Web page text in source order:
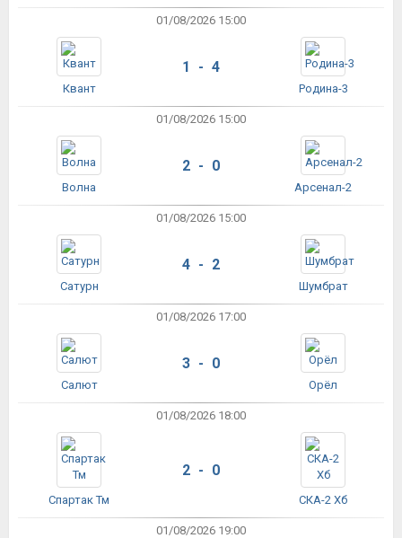
01/08/2026 15:00
Квант
1 - 4
Родина-3
01/08/2026 15:00
Волна
2 - 0
Арсенал-2
01/08/2026 15:00
Сатурн
4 - 2
Шумбрат
01/08/2026 17:00
Салют
3 - 0
Орёл
01/08/2026 18:00
Спартак Тм
2 - 0
СКА-2 Хб
01/08/2026 19:00